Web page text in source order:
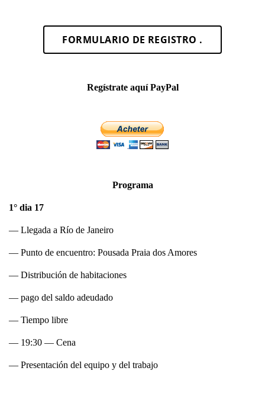
FORMULARIO DE REGISTRO .
Regístrate aquí PayPal
Programa
1° dia 17
— Llegada a Río de Janeiro
— Punto de encuentro: Pousada Praia dos Amores
— Distribución de habitaciones
— pago del saldo adeudado
— Tiempo libre
— 19:30 — Cena
— Presentación del equipo y del trabajo